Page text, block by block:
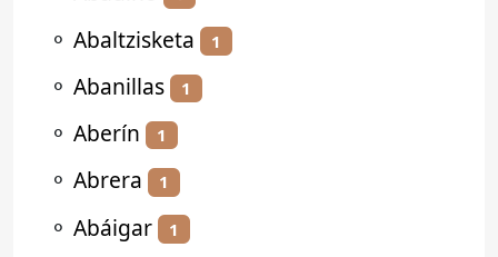
⚬ Abaltzisketa 1
⚬ Abanillas 1
⚬ Aberín 1
⚬ Abrera 1
⚬ Abáigar 1